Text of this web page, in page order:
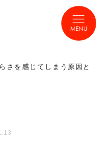
さを感じてしまう原因と
MENU